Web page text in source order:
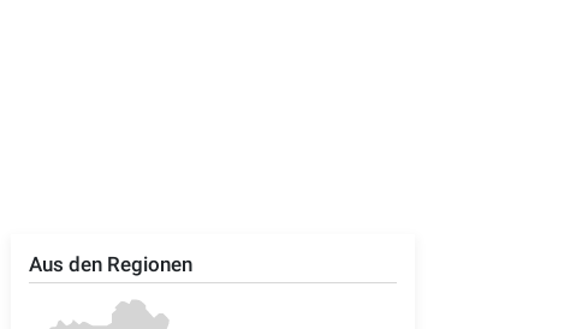
Aus den Regionen